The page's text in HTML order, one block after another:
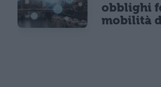
obblighi
mobilità